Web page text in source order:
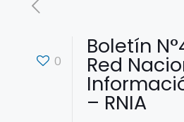
0
Boletín
Red
– RNIA